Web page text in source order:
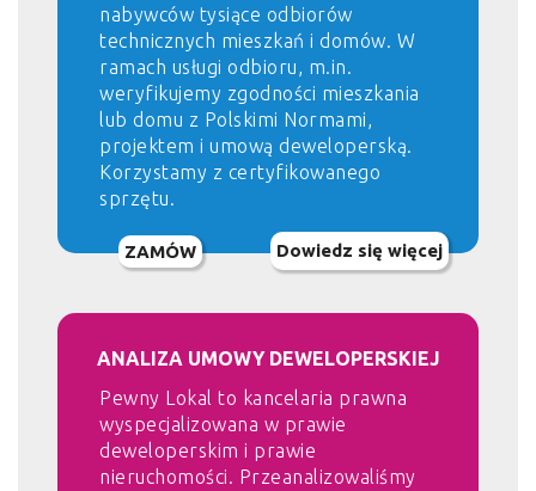
nabywców tysiące odbiorów
technicznych mieszkań i domów. W
ramach usługi odbioru, m.in.
weryfikujemy zgodności mieszkania
lub domu z Polskimi Normami,
projektem i umową deweloperską.
Korzystamy z certyfikowanego
sprzętu.
ZAMÓW Dowiedz się więcej
ANALIZA UMOWY DEWELOPERSKIEJ
Pewny Lokal to kancelaria prawna
wyspecjalizowana w prawie
deweloperskim i prawie
nieruchomości. Przeanalizowaliśmy